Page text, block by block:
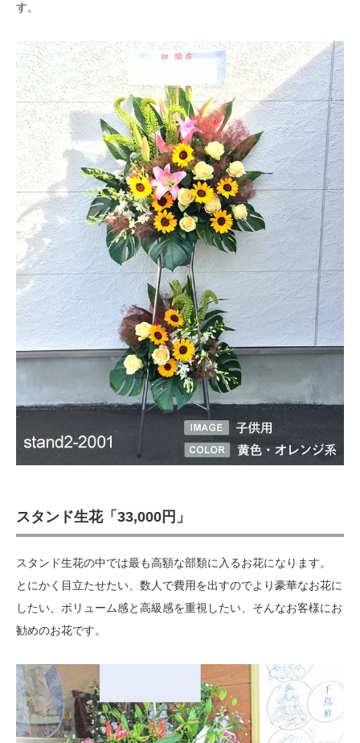
す。
スタンド生花「33,000円」
スタンド生花の中では最も高額な部類に入るお花になります。
とにかく目立たせたい、数人で費用を出すのでより豪華なお花に
したい、ボリューム感と高級感を重視したい、そんなお客様にお
勧めのお花です。